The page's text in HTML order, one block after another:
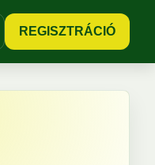
REGISZTRÁCIÓ